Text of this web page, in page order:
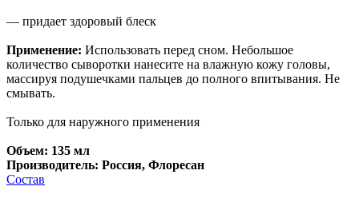
— придает здоровый блеск
Применение: Использовать перед сном. Небольшое
количество сыворотки нанесите на влажную кожу головы,
массируя подушечками пальцев до полного впитывания. Не
смывать.
Только для наружного применения
Объем: 135 мл
Производитель: Россия, Флоресан
Состав